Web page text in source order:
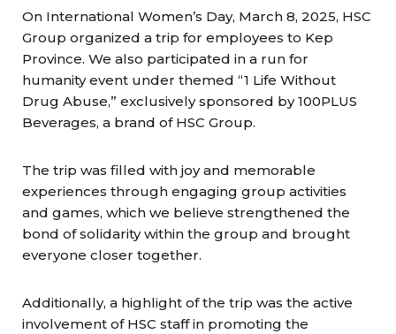
On International Women’s Day, March 8, 2025, HSC
Group organized a trip for employees to Kep
Province. We also participated in a run for
humanity event under themed “1 Life Without
Drug Abuse,” exclusively sponsored by 100PLUS
Beverages, a brand of HSC Group.
The trip was filled with joy and memorable
experiences through engaging group activities
and games, which we believe strengthened the
bond of solidarity within the group and brought
everyone closer together.
Additionally, a highlight of the trip was the active
involvement of HSC staff in promoting the